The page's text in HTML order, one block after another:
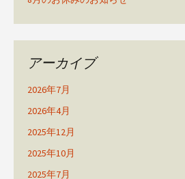
アーカイブ
2026年7月
2026年4月
2025年12月
2025年10月
2025年7月